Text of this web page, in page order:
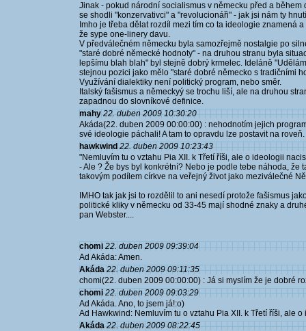
Jinak - pokud národní socialismus v německu před a
se shodli "konzervativci" a "revolucionáři" - jak jsi nám ty
Imho je třeba dělat rozdíl mezi tím co ta ideologie znamená
že sype one-linery davu.
V předválečném německu byla samozřejmě nostalgie po
"staré dobré německé hodnoty" - na druhou stranu byla
lepšímu blah blah" byl stejně dobrý krmelec. Ideláně
stejnou pozici jako mělo "staré dobré německo s tradičními
Využívání dialektiky není politický program, nebo směr.
Italský fašismus a německyý se trochu liší, ale na druhou
zapadnou do slovníkové definice.
mahy 22. duben 2009 10:30:20
Akáda(22. duben 2009 00:00:00) : nehodnotím jejich
své ideologie páchali! A tam to opravdu lze postavit na roveň.
hawkwind 22. duben 2009 10:23:43
"Nemluvím tu o vztahu Pia XII. k Třetí říši, ale o ideologii
- Ale ? Že bys byl konkrétní? Nebo je podle tebe náhoda, že
takovým podílem církve na veřejný život jako meziválečné
IMHO tak jak jsi to rozdělil to ani nesedí protože fašismus
politické kliky v německu od 33-45 mají shodné znaky a
pan Webster....
chomi 22. duben 2009 09:39:04
Ad Akáda: Amen.
Akáda 22. duben 2009 09:11:35
chomi(22. duben 2009 00:00:00) : Já si myslím že je dobré
chomi 22. duben 2009 09:03:29
Ad Akáda. Ano, to jsem já!:o)
Ad Hawkwind: Nemluvím tu o vztahu Pia XII. k Třetí říši, ale
Akáda 22. duben 2009 08:22:45